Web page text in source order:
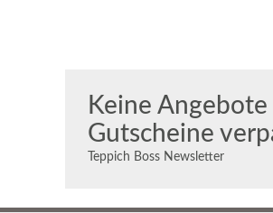
Keine Angebote
Gutscheine
Teppich Boss Newsletter